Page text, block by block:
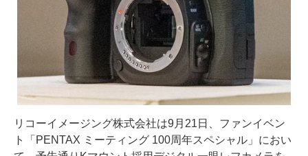
リコーイメージング株式会社は9月21日、ファンイベン
ト「PENTAX ミーティング 100周年スペシャル」におい